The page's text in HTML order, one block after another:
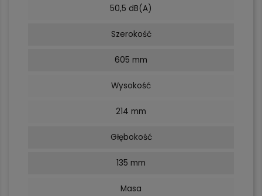
50,5 dB(A)
Szerokość
605 mm
Wysokość
214 mm
Głębokość
135 mm
Masa